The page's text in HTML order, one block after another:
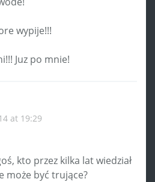
wypije!!!
Juz po mnie!
at 19:29
kto przez kilka lat wiedział
może być trujące?